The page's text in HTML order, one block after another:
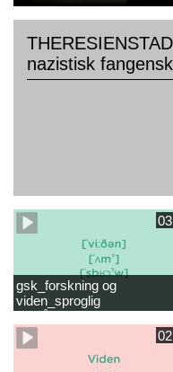
nazistisk
gsk_forskning og
viden_sproglig
læsevanskeligheder.mp4